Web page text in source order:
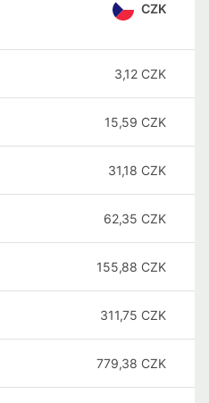
CZK
3,12 CZK
15,59 CZK
31,18 CZK
62,35 CZK
155,88 CZK
311,75 CZK
779,38 CZK